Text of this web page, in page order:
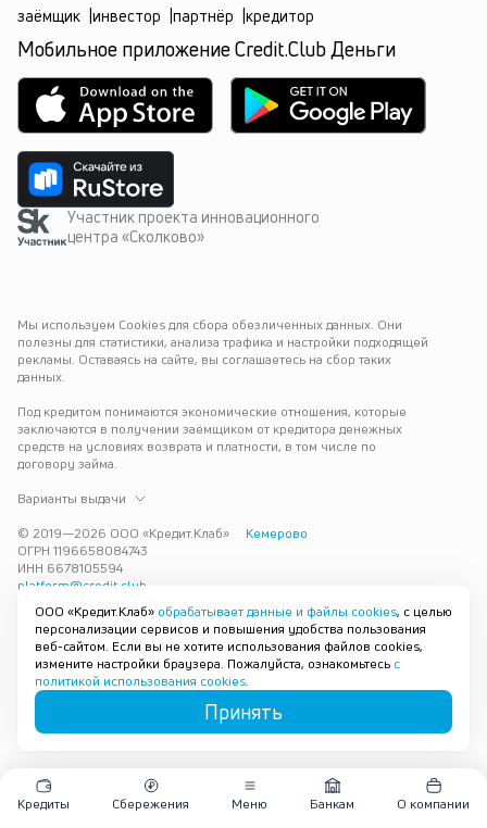
ООО «Кредит.Клаб» обрабатывает данные и файлы cookies, с целью
персонализации сервисов и повышения удобства пользования
веб-сайтом. Если вы не хотите использования файлов cookies,
измените настройки браузера. Пожалуйста, ознакомьтесь с
политикой использования cookies.
Принять
Кредиты Сбережения Меню Банкам О компании
Мы используем Cookies для сбора обезличенных данных. Они
полезны для статистики, анализа трафика и настройки подходящей
рекламы. Оставаясь на сайте, вы соглашаетесь на сбор таких
данных.
Под кредитом понимаются экономические отношения, которые
заключаются в получении заёмщиком от кредитора денежных
средств на условиях возврата и платности, в том числе по
договору займа.
Варианты выдачи
© 2019—2026 ООО «Кредит.Клаб»
ОГРН 1196658084743
ИНН 6678105594
Кемерово
platform@credit.club
Кредит под залог недвижимости в Кемерове до 15 млн рублей —
срочно и без лишних справок. Получите деньги под залог
квартиры с плохой кредитной историей с одобрением за 30 минут.
Рассмотрим заявку и предложим наиболее подходящие условия
под ваши возможности.
Карта сайта
заёмщик инвестор партнёр кредитор
Мобильное приложение Credit.Club Деньги
Участник проекта инновационного
центра «Сколково»